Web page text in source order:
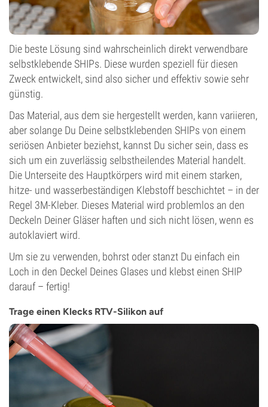
Die beste Lösung sind wahrscheinlich direkt verwendbare
selbstklebende SHIPs. Diese wurden speziell für diesen
Zweck entwickelt, sind also sicher und effektiv sowie sehr
günstig.
Das Material, aus dem sie hergestellt werden, kann variieren,
aber solange Du Deine selbstklebenden SHIPs von einem
seriösen Anbieter beziehst, kannst Du sicher sein, dass es
sich um ein zuverlässig selbstheilendes Material handelt.
Die Unterseite des Hauptkörpers wird mit einem starken,
hitze- und wasserbeständigen Klebstoff beschichtet – in der
Regel 3M-Kleber. Dieses Material wird problemlos an den
Deckeln Deiner Gläser haften und sich nicht lösen, wenn es
autoklaviert wird.
Um sie zu verwenden, bohrst oder stanzt Du einfach ein
Loch in den Deckel Deines Glases und klebst einen SHIP
darauf – fertig!
Trage einen Klecks RTV-Silikon auf